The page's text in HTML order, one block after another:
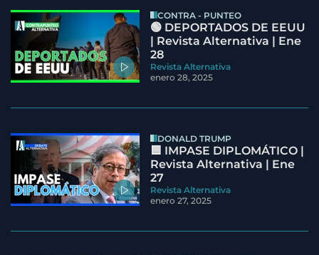
CONTRA - PUNTEO
🟢 DEPORTADOS DE EEUU
| Revista Alternativa | Ene
28
Revista Alternativa
enero 28, 2025
DONALD TRUMP
🟦 IMPASE DIPLOMÁTICO |
Revista Alternativa | Ene
27
Revista Alternativa
enero 27, 2025